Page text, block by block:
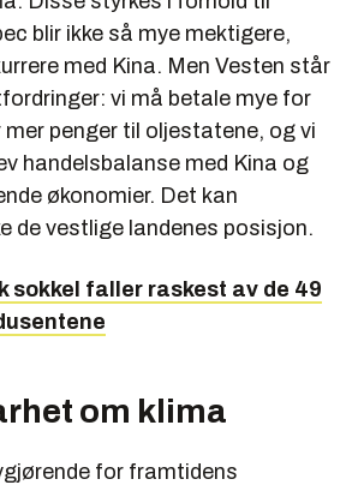
blir ikke så mye mektigere,
med Kina. Men Vesten står
vi må betale mye for
penger til oljestatene, og vi
handelsbalanse med Kina og
økonomier. Det kan
de vestlige landenes posisjon.
sokkel faller raskest av de 49
om klima
for framtidens